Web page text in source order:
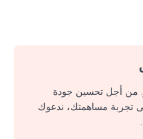
من أجل تحسين جودة
إلى تجربة مساهمتك، ندعوك